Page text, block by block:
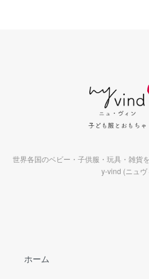
世界各国のベビー・子供服・玩具・雑貨
y-vind (ニュヴ
ホーム